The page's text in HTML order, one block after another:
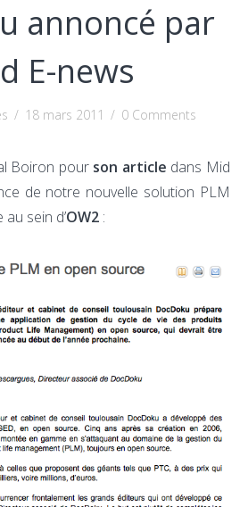
annoncé par
E-news
/ 18 mars 2011 / 0 Comments
Boiron pour son article dans Mid
de notre nouvelle solution PLM
sein d’OW2 :